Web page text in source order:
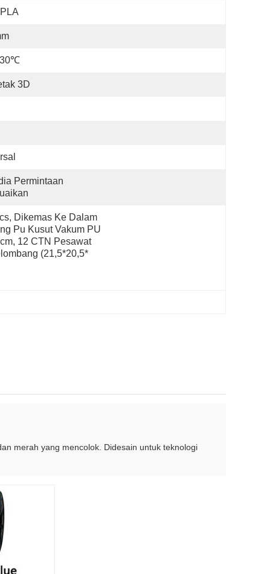
3D
Permintaan
Dikemas Ke Dalam
Pu Kusut Vakum PU
12 CTN Pesawat
(21,5*20,5*
merah yang mencolok. Didesain untuk teknologi